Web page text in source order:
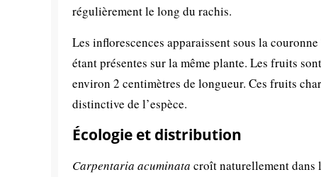
régulièrement le long du rachis.
Les inflorescences apparaissent sous la
étant présentes sur la même plante. Les fruits
environ 2 centimètres de longueur. Ces fruits
distinctive de l’espèce.
Écologie et distribution
Carpentaria acuminata croît naturellement dans